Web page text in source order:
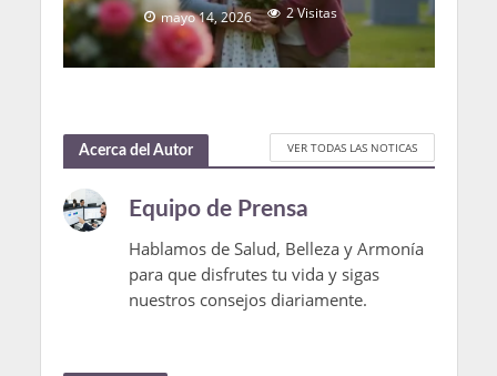
mayo 14, 2026 2 Visitas
Acerca del Autor VER TODAS LAS NOTICAS
Equipo de Prensa
Hablamos de Salud, Belleza y Armonía
para que disfrutes tu vida y sigas
nuestros consejos diariamente.